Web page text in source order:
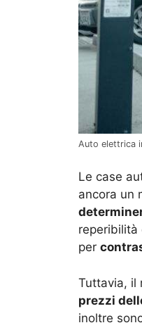
Auto elettrica
Le case
ancora un
reperibilità
per
Tuttavia, il
prezzi
inoltre